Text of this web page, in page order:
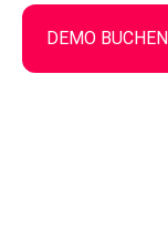
DEMO BUCHEN